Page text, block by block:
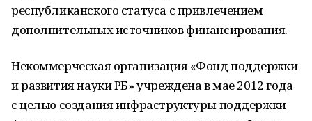
республиканского статуса с привлечением
дополнительных источников финансирования.
Некоммерческая организация «Фонд поддержки
и развития науки РБ» учреждена в мае 2012 года
с целью создания инфраструктуры поддержки